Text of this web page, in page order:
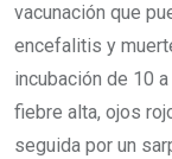
vacunación que
encefalitis y
incubación de 10
fiebre alta, ojos
seguida por un